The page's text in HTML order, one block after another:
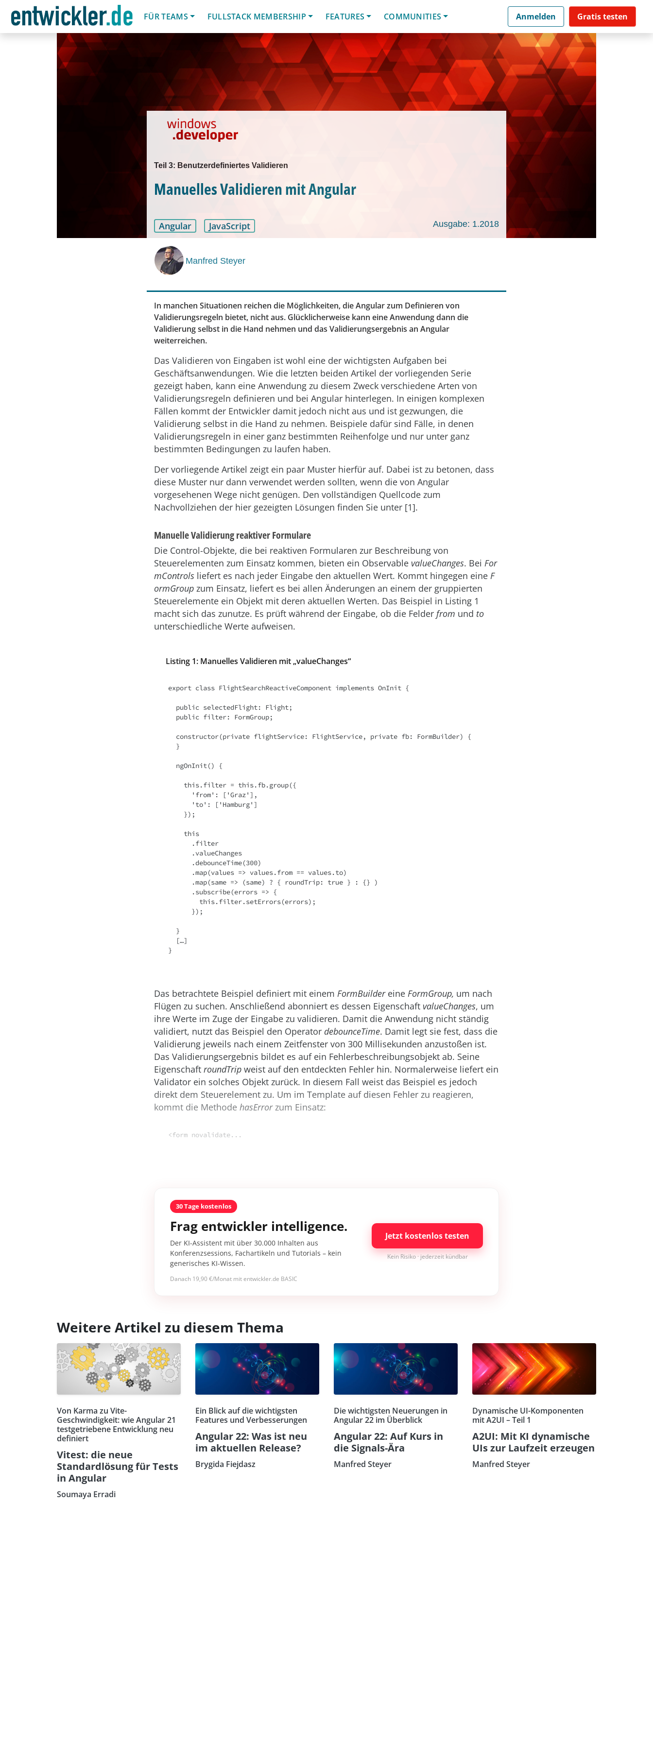
FÜR TEAMS
FULLSTACK MEMBERSHIP FEATURES COMMUNITIES Anmelden Gratis testen
Teil 3: Benutzerdefiniertes Validieren
Manuelles Validieren mit Angular
Angular JavaScript Ausgabe: 1.2018
Manfred Steyer
In manchen Situationen reichen die Möglichkeiten, die Angular zum Definieren von
Validierungsregeln bietet, nicht aus. Glücklicherweise kann eine Anwendung dann die
Validierung selbst in die Hand nehmen und das Validierungsergebnis an Angular
weiterreichen.
Das Validieren von Eingaben ist wohl eine der wichtigsten Aufgaben bei
Geschäftsanwendungen. Wie die letzten beiden Artikel der vorliegenden Serie
gezeigt haben, kann eine Anwendung zu diesem Zweck verschiedene Arten von
Validierungsregeln definieren und bei Angular hinterlegen. In einigen komplexen
Fällen kommt der Entwickler damit jedoch nicht aus und ist gezwungen, die
Validierung selbst in die Hand zu nehmen. Beispiele dafür sind Fälle, in denen
Validierungsregeln in einer ganz bestimmten Reihenfolge und nur unter ganz
bestimmten Bedingungen zu laufen haben.
Der vorliegende Artikel zeigt ein paar Muster hierfür auf. Dabei ist zu betonen, dass
diese Muster nur dann verwendet werden sollten, wenn die von Angular
vorgesehenen Wege nicht genügen. Den vollständigen Quellcode zum
Nachvollziehen der hier gezeigten Lösungen finden Sie unter [1].
Manuelle Validierung reaktiver Formulare
Die Control-Objekte, die bei reaktiven Formularen zur Beschreibung von
Steuerelementen zum Einsatz kommen, bieten ein Observable valueChanges. Bei For
mControls liefert es nach jeder Eingabe den aktuellen Wert. Kommt hingegen eine F
ormGroup zum Einsatz, liefert es bei allen Änderungen an einem der gruppierten
Steuerelemente ein Objekt mit deren aktuellen Werten. Das Beispiel in Listing 1
macht sich das zunutze. Es prüft während der Eingabe, ob die Felder from und to
unterschiedliche Werte aufweisen.
Listing 1: Manuelles Validieren mit „valueChanges“
export class FlightSearchReactiveComponent implements OnInit {
}
Das betrachtete Beispiel definiert mit einem FormBuilder eine FormGroup, um nach
Flügen zu suchen. Anschließend abonniert es dessen Eigenschaft valueChanges, um
ihre Werte im Zuge der Eingabe zu validieren. Damit die Anwendung nicht ständig
validiert, nutzt das Beispiel den Operator debounceTime. Damit legt sie fest, dass die
Validierung jeweils nach einem Zeitfenster von 300 Millisekunden anzustoßen ist.
Das Validierungsergebnis bildet es auf ein Fehlerbeschreibungsobjekt ab. Seine
Eigenschaft roundTrip weist auf den entdeckten Fehler hin. Normalerweise liefert ein
Validator ein solches Objekt zurück. In diesem Fall weist das Beispiel es jedoch
direkt dem Steuerelement zu. Um im Template auf diesen Fehler zu reagieren,
kommt die Methode hasErrorzum Einsatz:
<form novalidate...
30 Tage kostenlos
Frag entwickler intelligence.
Der KI-Assistent mit über 30.000 Inhalten aus
Konferenzsessions, Fachartikeln und Tutorials – kein
generisches KI-Wissen.
Danach 19,90 €/Monat mit entwickler.de BASIC
Jetzt kostenlos testen
Kein Risiko · jederzeit kündbar
Weitere Artikel zu diesem Thema
Von Karma zu Vite-
Geschwindigkeit: wie Angular 21
testgetriebene Entwicklung neu
definiert
Vitest: die neue
Standardlösung für Tests
in Angular
Soumaya Erradi
Ein Blick auf die wichtigsten
Features und Verbesserungen
Angular 22: Was ist neu
im aktuellen Release?
Brygida Fiejdasz
Die wichtigsten Neuerungen in
Angular 22 im Überblick
Angular 22: Auf Kurs in
die Signals-Ära
Manfred Steyer
Dynamische UI-Komponenten
mit A2UI – Teil 1
A2UI: Mit KI dynamische
UIs zur Laufzeit erzeugen
Manfred Steyer